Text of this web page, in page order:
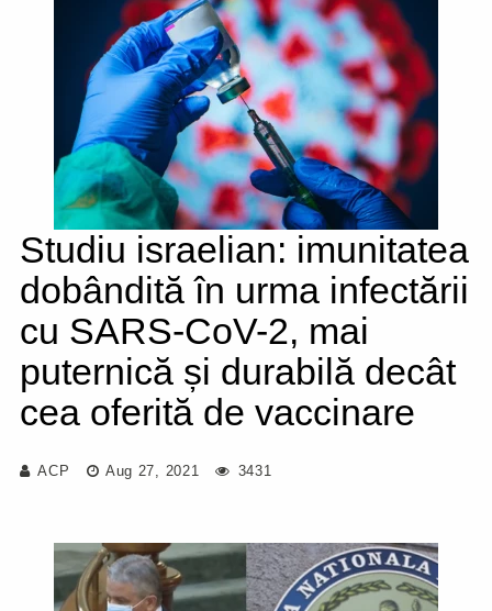
Studiu israelian: imunitatea
dobândită în urma infectării
cu SARS-CoV-2, mai
puternică și durabilă decât
cea oferită de vaccinare
ACP Aug 27, 2021 3431